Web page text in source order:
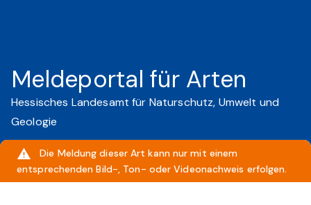
Meldeportal für Arten
Hessisches Landesamt für Naturschutz, Umwelt und
Geologie
Die Meldung dieser Art kann nur mit einem
entsprechenden Bild-, Ton- oder Videonachweis erfolgen.